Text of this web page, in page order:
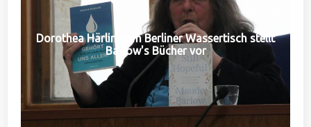
Dorothea Härlin vom Berliner Wassertisch stellt
Barlow's Bücher vor